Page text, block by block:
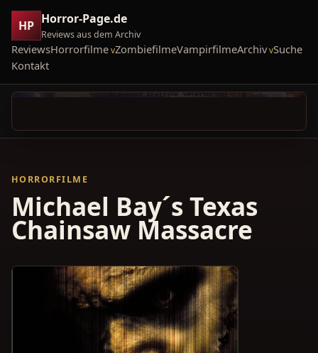
HP Horror-Page.de
Reviews aus dem Archiv
ReviewsHorrorfilme ZombiefilmeVampirfilmeArchiv Suche
Kontakt
HORRORFILME
Michael Bay´s Texas
Chainsaw Massacre